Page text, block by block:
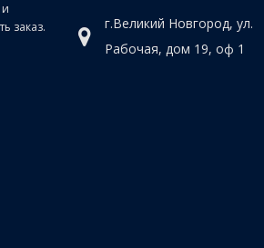
заказ.
г.Великий Новгород, ул.
Рабочая, дом 19, оф 1